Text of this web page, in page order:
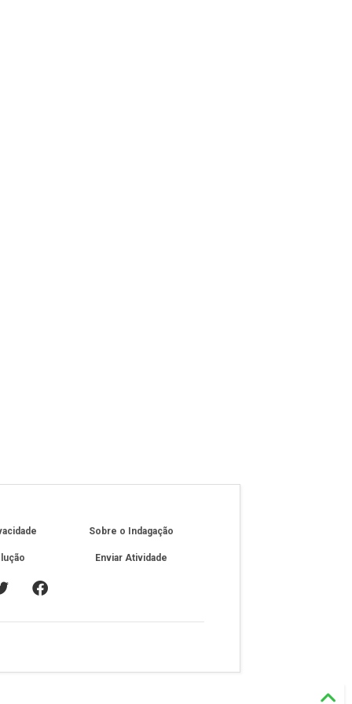
Sobre o Indagação
Enviar Atividade